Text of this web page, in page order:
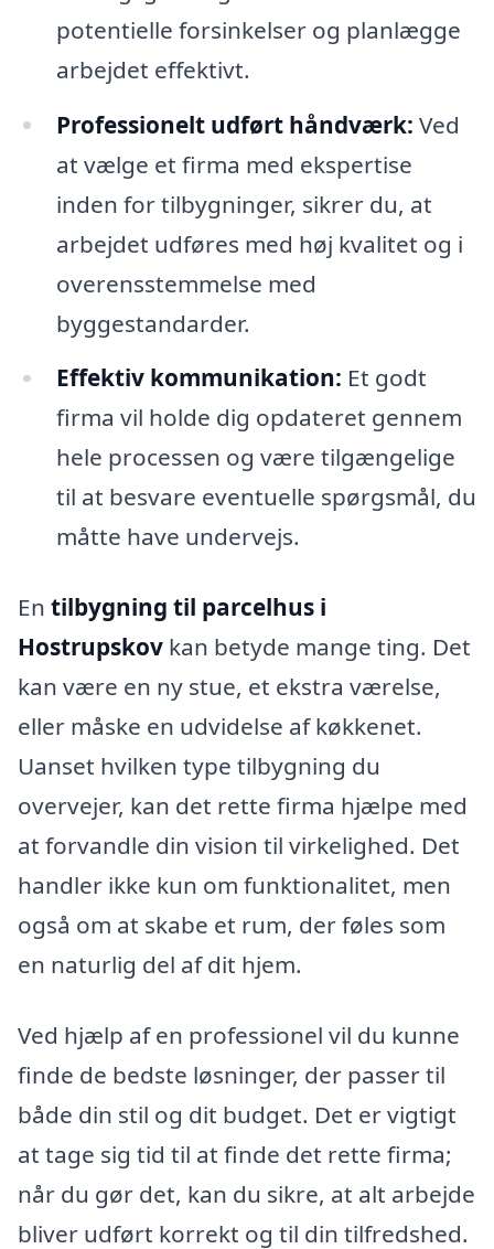
potentielle forsinkelser og planlægge
arbejdet effektivt.
Professionelt udført håndværk: Ved
at vælge et firma med ekspertise
inden for tilbygninger, sikrer du, at
arbejdet udføres med høj kvalitet og i
overensstemmelse med
byggestandarder.
Effektiv kommunikation: Et godt
firma vil holde dig opdateret gennem
hele processen og være tilgængelige
til at besvare eventuelle spørgsmål, du
måtte have undervejs.
En tilbygning til parcelhus i
Hostrupskov kan betyde mange ting. Det
kan være en ny stue, et ekstra værelse,
eller måske en udvidelse af køkkenet.
Uanset hvilken type tilbygning du
overvejer, kan det rette firma hjælpe med
at forvandle din vision til virkelighed. Det
handler ikke kun om funktionalitet, men
også om at skabe et rum, der føles som
en naturlig del af dit hjem.
Ved hjælp af en professionel vil du kunne
finde de bedste løsninger, der passer til
både din stil og dit budget. Det er vigtigt
at tage sig tid til at finde det rette firma;
når du gør det, kan du sikre, at alt arbejde
bliver udført korrekt og til din tilfredshed.